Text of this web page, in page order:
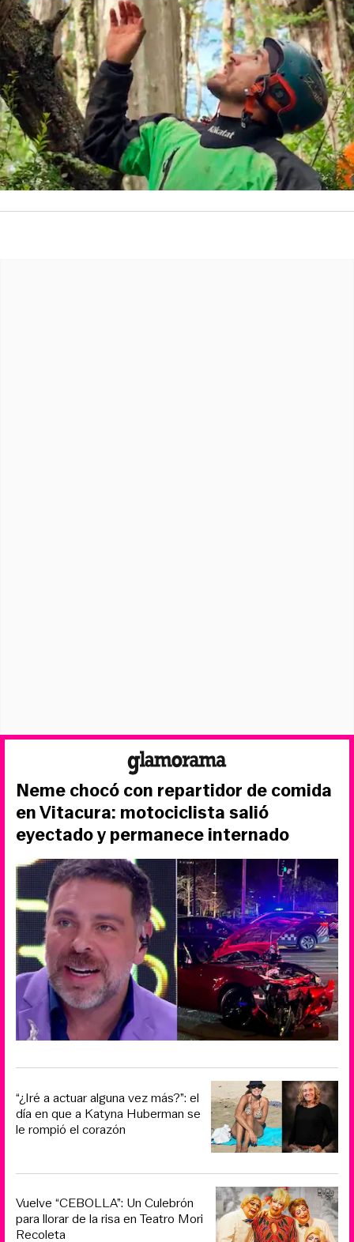
Neme chocó con repartidor de comida
en Vitacura: motociclista salió
eyectado y permanece internado
“¿Iré a actuar alguna vez más?”: el
día en que a Katyna Huberman se
le rompió el corazón
Vuelve “CEBOLLA”: Un Culebrón
para llorar de la risa en Teatro Mori
Recoleta